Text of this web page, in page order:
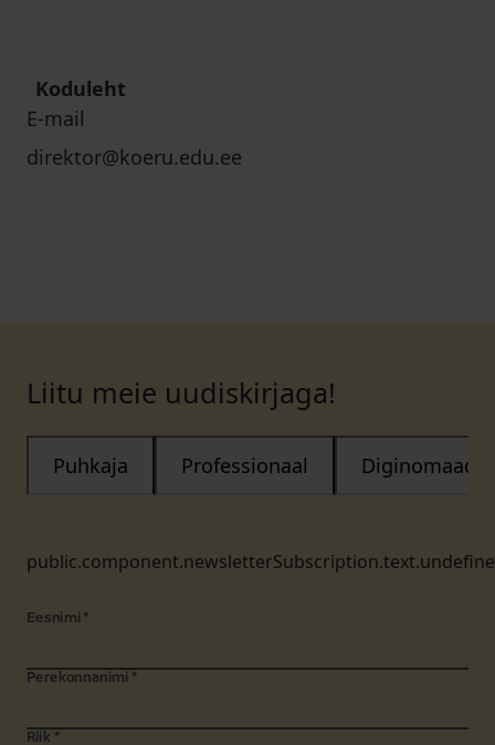
Koduleht
E-mail
direktor@koeru.edu.ee
Liitu meie uudiskirjaga!
Puhkaja Professionaal Diginomaad
Eesnimi *
Perekonnanimi *
Riik *